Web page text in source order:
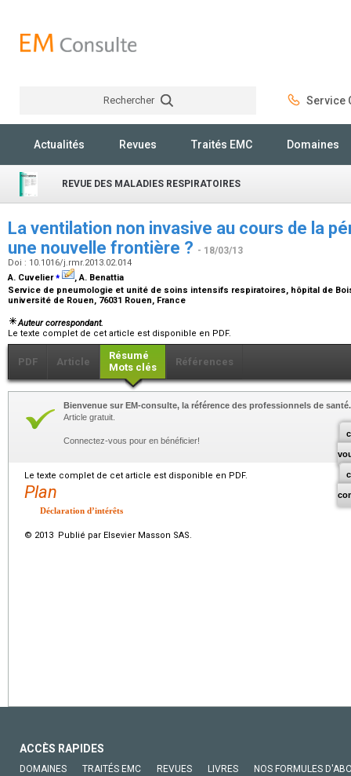
Rechercher Service
Actualités Revues Traités EMC Domaines
REVUE DES MALADIES RESPIRATOIRES
La ventilation non invasive au cours de la
une nouvelle frontière ? - 18/03/13
Doi : 10.1016/j.rmr.2013.02.014
A. Cuvelier⁎
, A. Benattia
Service de pneumologie et unité de soins intensifs respiratoires, hôpital de Bois-
université de Rouen, 76031 Rouen, France
Auteur correspondant.
Le texte complet de cet article est disponible en PDF.
PDF Article
Résumé
Mots clés
Références
Bienvenue sur EM-consulte, la référence des professionnels de santé.
Article gratuit.
Connectez-vous pour en bénéficier!
Le texte complet de cet article est disponible en PDF.
Plan
Déclaration d’intérêts
© 2013 Publié par Elsevier Masson SAS.
ACCÈS RAPIDES
DOMAINES TRAITÉS EMC REVUES LIVRES NOS FORMULES